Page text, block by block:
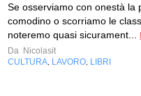
Se osserviamo con onestà la
comodino o scorriamo le
noteremo quasi sicurament...
Da Nicolasit
CULTURA LAVORO LIBRI